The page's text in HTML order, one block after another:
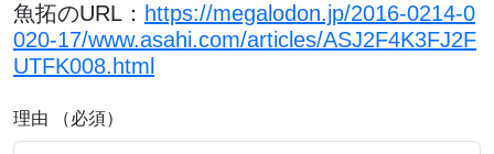
魚拓のURL： https://megalodon.jp/2016-0214-0
020-17/www.asahi.com/articles/ASJ2F4K3FJ2F
UTFK008.html
理由 （必須）